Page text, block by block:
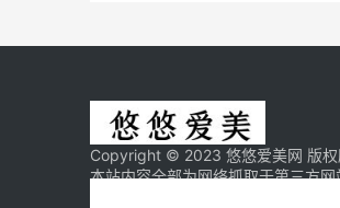
Copyright © 2023 悠悠爱美网 版权
本站内容全部为网络抓取于第三方